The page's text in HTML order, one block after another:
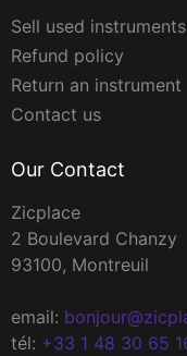
Sell used instruments
Refund policy
Return an instrument
Contact us
Our Contact
Zicplace
2 Boulevard Chanzy
93100, Montreuil
email:
tél: +33 1 48 30 65